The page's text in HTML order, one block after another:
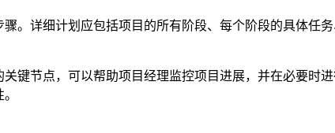
。详细计划应包括项目的所有阶段、每个阶段的具体任
键节点，可以帮助项目经理监控项目进展，并在必要时